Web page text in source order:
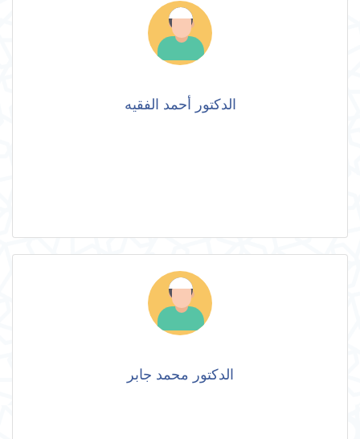
الدكتور أحمد الفقيه
الدكتور محمد جابر